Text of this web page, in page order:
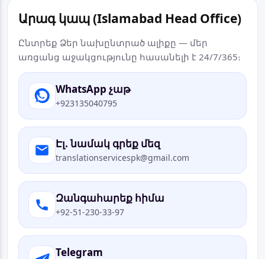
Արագ կապ (Islamabad Head Office)
Ընտրեք Ձեր նախընտրած ալիքը — մեր
առցանց աջակցությունը հասանելի է 24/7/365։
WhatsApp չաթ
+923135040795
Էլ. նամակ գրեք մեզ
translationservicespk@gmail.com
Զանգահարեք հիմա
+92-51-230-33-97
Telegram